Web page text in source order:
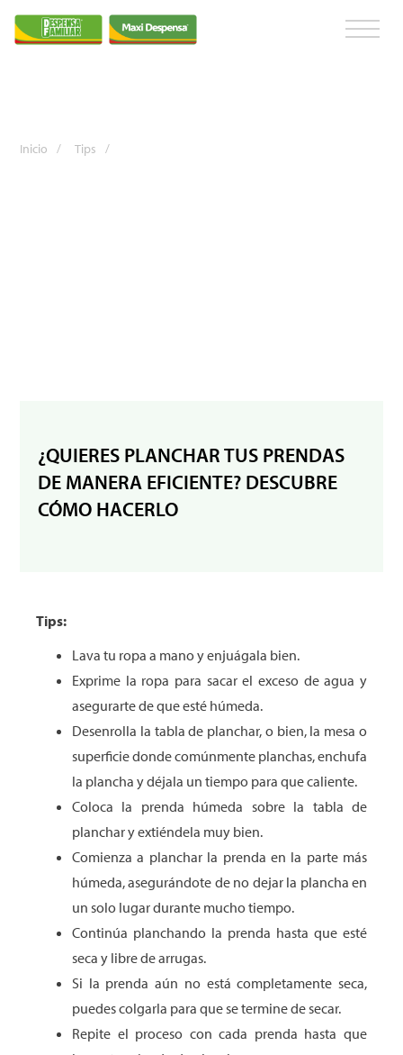
Inicio / Tips /
¿QUIERES PLANCHAR TUS PRENDAS
DE MANERA EFICIENTE? DESCUBRE
CÓMO HACERLO
Tips:
Lava tu ropa a mano y enjuágala bien.
Exprime la ropa para sacar el exceso de agua y
asegurarte de que esté húmeda.
Desenrolla la tabla de planchar, o bien, la mesa o
superficie donde comúnmente planchas, enchufa
la plancha y déjala un tiempo para que caliente.
Coloca la prenda húmeda sobre la tabla de
planchar y extiéndela muy bien.
Comienza a planchar la prenda en la parte más
húmeda, asegurándote de no dejar la plancha en
un solo lugar durante mucho tiempo.
Continúa planchando la prenda hasta que esté
seca y libre de arrugas.
Si la prenda aún no está completamente seca,
puedes colgarla para que se termine de secar.
Repite el proceso con cada prenda hasta que